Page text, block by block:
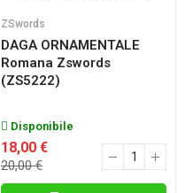
ZSwords
DAGA ORNAMENTALE
Romana Zswords
(ZS5222)
Disponibile
18,00 €
20,00 €